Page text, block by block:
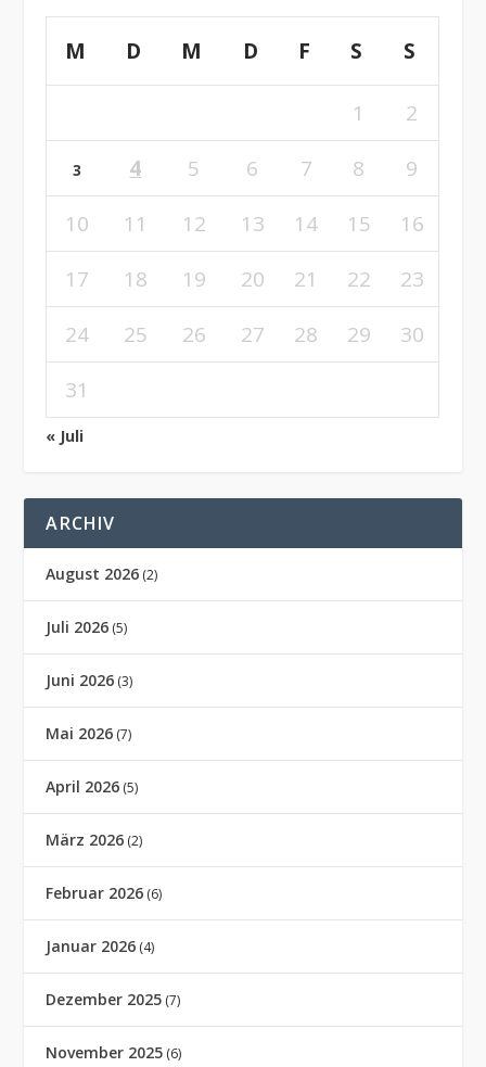
M D M D F S S
1 2
3 4 5 6 7 8
9
10
11 12 13 14 15
16
17
18 19 20 21 22
23
24
25 26 27 28 29
30
31
« Juli
ARCHIV
August 2026 (2)
Juli 2026 (5)
Juni 2026 (3)
Mai 2026 (7)
April 2026 (5)
März 2026 (2)
Februar 2026 (6)
Januar 2026 (4)
Dezember 2025 (7)
November 2025 (6)